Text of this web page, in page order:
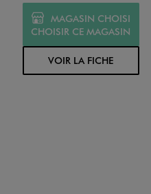
MAGASIN CHOISI
CHOISIR CE MAGASIN
VOIR LA FICHE